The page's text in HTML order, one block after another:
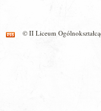
© II Liceum